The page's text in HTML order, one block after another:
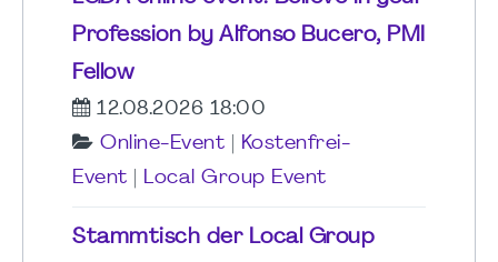
Profession by Alfonso Bucero, PMI
Fellow
12.08.2026 18:00
Online-Event
Kostenfrei-
Event
Local Group Event
Stammtisch der Local Group